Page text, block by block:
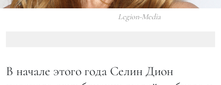
Legion-Media
В начале этого года Селин Дион